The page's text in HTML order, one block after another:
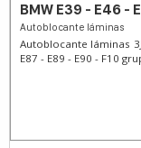
BMW E39 - E46 -
Autoblocante láminas
Autoblocante láminas
E87 - E89 - E90 - F10